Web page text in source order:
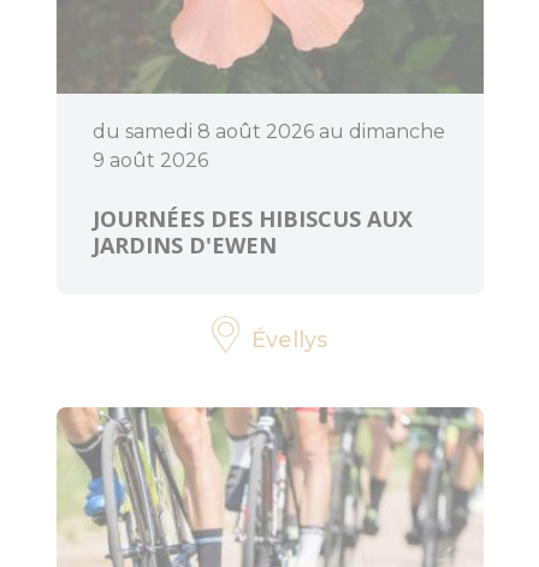
du samedi 8 août 2026 au dimanche
9 août 2026
JOURNÉES DES HIBISCUS AUX
JARDINS D'EWEN
Évellys